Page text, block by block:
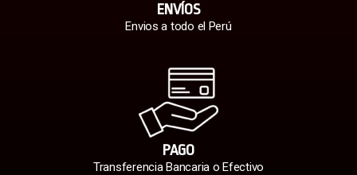
ENVÍOS
Envios a todo el Perú
PAGO
Transferencia Bancaria o Efectivo